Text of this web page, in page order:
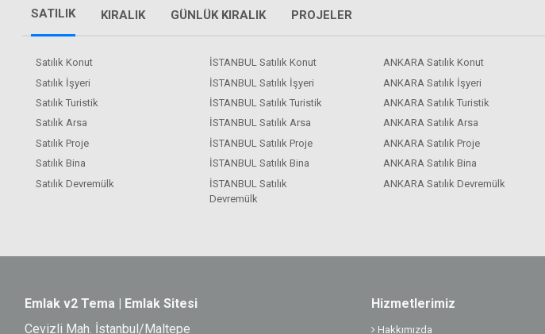
SATILIK KIRALIK GÜNLÜK KIRALIK PROJELER
Satılık Konut
Satılık İşyeri
Satılık Turistik
Satılık Arsa
Satılık Proje
Satılık Bina
Satılık Devremülk
İSTANBUL Satılık Konut
İSTANBUL Satılık İşyeri
İSTANBUL Satılık Turistik
İSTANBUL Satılık Arsa
İSTANBUL Satılık Proje
İSTANBUL Satılık Bina
İSTANBUL Satılık
Devremülk
ANKARA Satılık Konut
ANKARA Satılık İşyeri
ANKARA Satılık Turistik
ANKARA Satılık Arsa
ANKARA Satılık Proje
ANKARA Satılık Bina
ANKARA Satılık Devremülk
Emlak v2 Tema | Emlak Sitesi
Cevizli Mah. İstanbul/Maltepe
Hizmetlerimiz
Hakkımızda